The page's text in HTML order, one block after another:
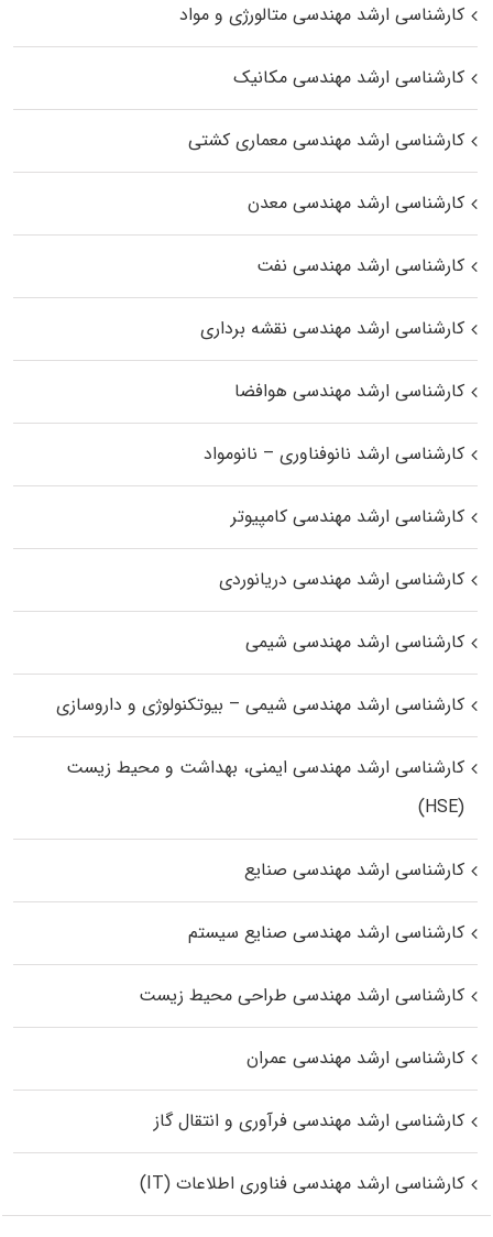
کارشناسی ارشد مهندسی متالورژی و مواد
کارشناسی ارشد مهندسی مکانیک
کارشناسی ارشد مهندسی معماری کشتی
کارشناسی ارشد مهندسی معدن
کارشناسی ارشد مهندسی نفت
کارشناسی ارشد مهندسی نقشه برداری
کارشناسی ارشد مهندسی هوافضا
کارشناسی ارشد نانوفناوری – نانومواد
کارشناسی ارشد مهندسی کامپیوتر
کارشناسی ارشد مهندسی دریانوردی
کارشناسی ارشد مهندسی شیمی
کارشناسی ارشد مهندسی شیمی – بیوتکنولوژی و داروسازی
کارشناسی ارشد مهندسی ایمنی، بهداشت و محیط زیست
(HSE)
کارشناسی ارشد مهندسی صنایع
کارشناسی ارشد مهندسی صنایع سیستم
کارشناسی ارشد مهندسی طراحی محیط زیست
کارشناسی ارشد مهندسی عمران
کارشناسی ارشد مهندسی فرآوری و انتقال گاز
کارشناسی ارشد مهندسی فناوری اطلاعات (IT)